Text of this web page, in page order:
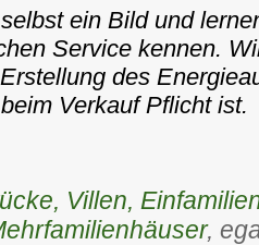
ein Bild und
Service kennen.
des
Verkauf Pflicht ist.
Villen,
,